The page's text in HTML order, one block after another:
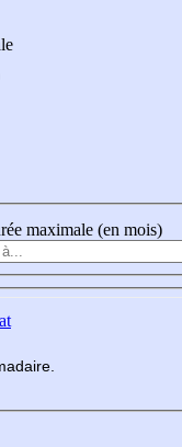
maximale (en mois)